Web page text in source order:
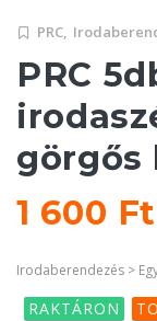
PRC,
PRC
görgős
1 600 Ft
Irodaberendezés >
RAKTÁRON